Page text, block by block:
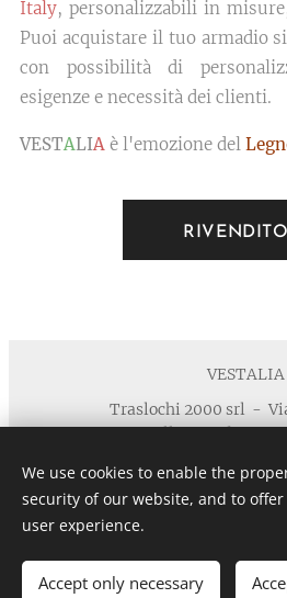
Italy, personalizzabili in
Puoi acquistare il tuo armadio
con possibilità di
esigenze e necessità dei clienti.
VESTALIA è l'emozione del
VESTALIA
Traslochi 2000 srl -
40055 Villanova di
P.I./C.F. 03135881203 - REA: BO-
n. 03135881203 in data 05/07/2011-
Privacy
We use cookies to enable the
security of our website, and to
user experience.
Accept only necessary